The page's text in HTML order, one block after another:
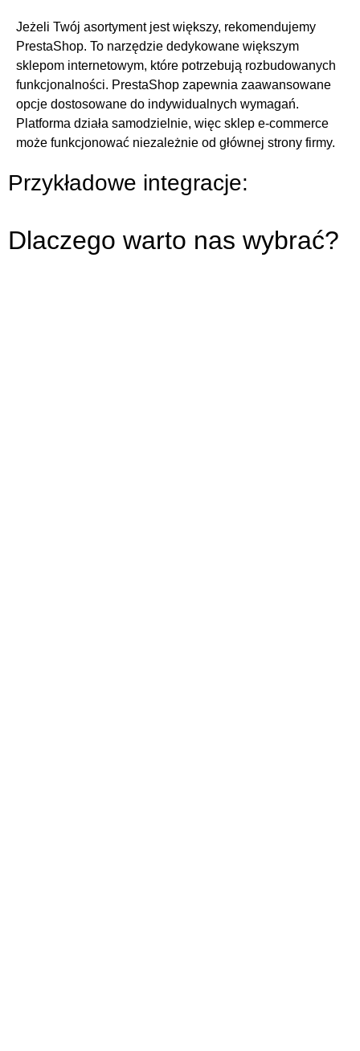
Jeżeli Twój asortyment jest większy, rekomendujemy
PrestaShop. To narzędzie dedykowane większym
sklepom internetowym, które potrzebują rozbudowanych
funkcjonalności. PrestaShop zapewnia zaawansowane
opcje dostosowane do indywidualnych wymagań.
Platforma działa samodzielnie, więc sklep e-commerce
może funkcjonować niezależnie od głównej strony firmy.
Przykładowe integracje:
Dlaczego warto nas wybrać?